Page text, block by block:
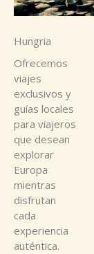
Hungria
Ofrecemos
viajes
exclusivos y
guías locales
para viajeros
que desean
explorar
Europa
mientras
disfrutan
cada
experiencia
auténtica.